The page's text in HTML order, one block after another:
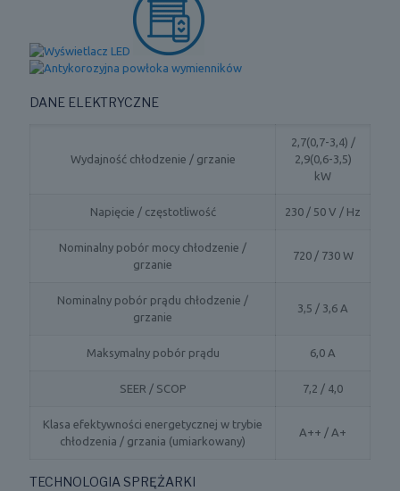
DANE ELEKTRYCZNE
Wydajność chłodzenie / grzanie
2,7(0,7-3,4) /
2,9(0,6-3,5)
kW
Napięcie / częstotliwość 230 / 50 V / Hz
Nominalny pobór mocy chłodzenie /
grzanie
720 / 730 W
Nominalny pobór prądu chłodzenie /
grzanie
3,5 / 3,6 A
Maksymalny pobór prądu 6,0 A
SEER / SCOP 7,2 / 4,0
Klasa efektywności energetycznej w trybie
chłodzenia / grzania (umiarkowany)
A++ / A+
TECHNOLOGIA SPRĘŻARKI